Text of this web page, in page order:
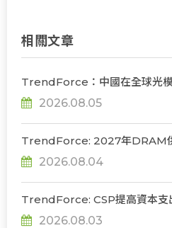
相關文章
TrendForce：中國在全球光
56%，若受禁令限制短期供應鏈
2026.08.05
TrendForce: 2027年DRAM
估下調Rubin Ultra HBM配置
2026.08.04
TrendForce: CSP提高資本
server出貨年增上看31%
2026.08.03